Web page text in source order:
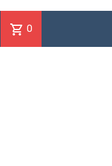
shopping_cart 0